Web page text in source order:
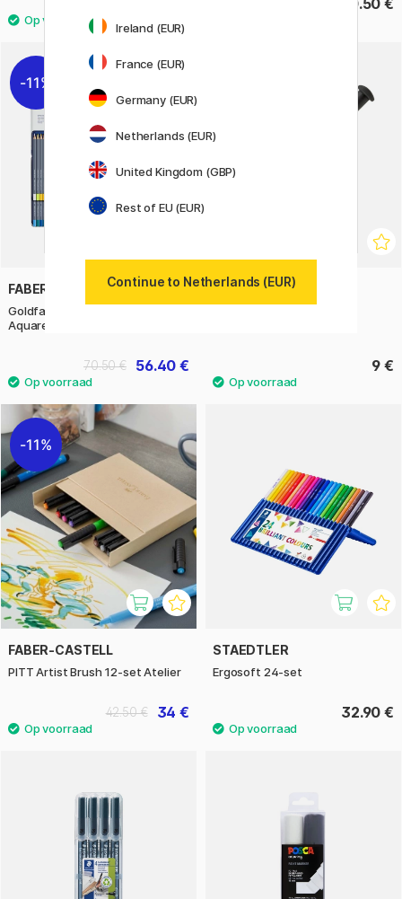
20.50 €
11%
FABER-CASTELL
Goldfaber Aqua
Aquarelpotloden 48-set
56.40 €
70.50 €
KAWECO
9 €
11%
FABER-CASTELL
PITT Artist Brush 12-set Atelier
34 €
42.50 €
STAEDTLER
Ergosoft 24-set
32.90 €
Ireland (EUR)
France (EUR)
Germany (EUR)
Netherlands (EUR)
United Kingdom (GBP)
Rest of EU (EUR)
Continue to Netherlands (EUR)